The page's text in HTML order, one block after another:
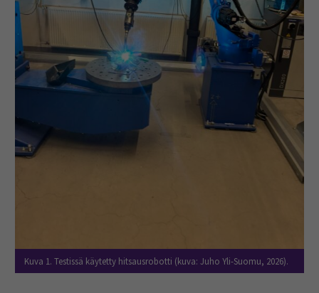
Kuva 1. Testissä käytetty hitsausrobotti (kuva: Juho Yli-Suomu, 2026).